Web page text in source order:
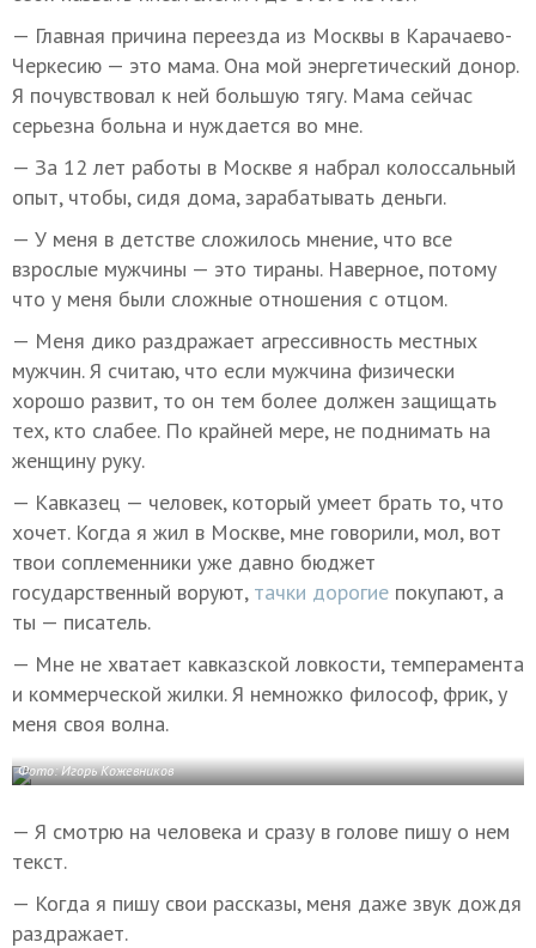
— Главная причина переезда из Москвы в Карачаево-
Черкесию — это мама. Она мой энергетический донор.
Я почувствовал к ней большую тягу. Мама сейчас
серьезна больна и нуждается во мне.
— За 12 лет работы в Москве я набрал колоссальный
опыт, чтобы, сидя дома, зарабатывать деньги.
— У меня в детстве сложилось мнение, что все
взрослые мужчины — это тираны. Наверное, потому
что у меня были сложные отношения с отцом.
— Меня дико раздражает агрессивность местных
мужчин. Я считаю, что если мужчина физически
хорошо развит, то он тем более должен защищать
тех, кто слабее. По крайней мере, не поднимать на
женщину руку.
— Кавказец — человек, который умеет брать то, что
хочет. Когда я жил в Москве, мне говорили, мол, вот
твои соплеменники уже давно бюджет
государственный воруют, тачки дорогие покупают, а
ты — писатель.
— Мне не хватает кавказской ловкости, темперамента
и коммерческой жилки. Я немножко философ, фрик, у
меня своя волна.
Фото: Игорь Кожевников
— Я смотрю на человека и сразу в голове пишу о нем
текст.
— Когда я пишу свои рассказы, меня даже звук дождя
раздражает.